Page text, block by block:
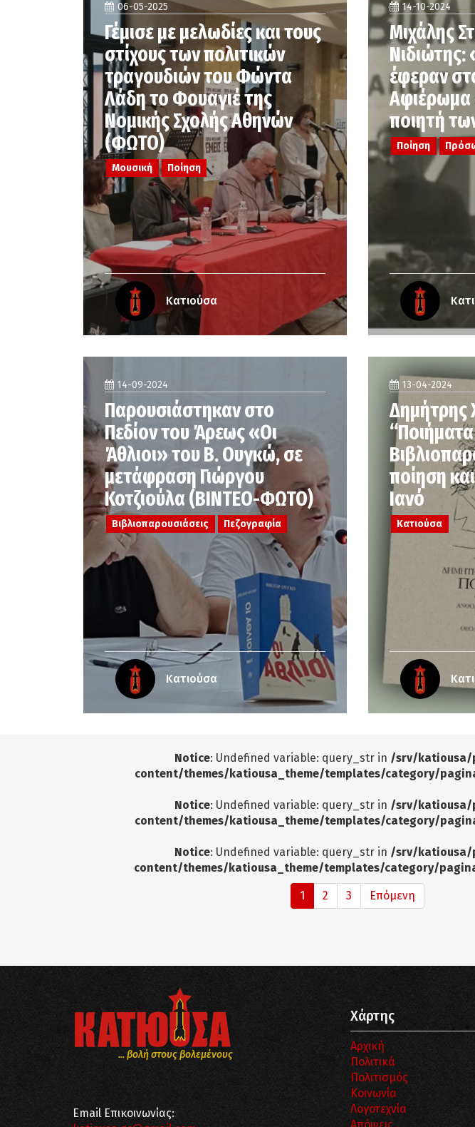
06-05-2025
Γέμισε με μελωδίες και τους
στίχους των πολιτικών
τραγουδιών του Φώντα
Λάδη το Φουαγιέ της
Νομικής Σχολής Αθηνών
(ΦΩΤΟ)
Μουσική Ποίηση
Κατιούσα
14-10-2024
Μιχάλης
Νιδιώτης:
έφεραν
Αφιέρωμα
ποιητή
Ποίηση
14-09-2024
Παρουσιάστηκαν στο
Πεδίον του Άρεως «Οι
Άθλιοι» του Β. Ουγκώ, σε
μετάφραση Γιώργου
Κοτζιούλα (ΒΙΝΤΕΟ-ΦΩΤΟ)
Βιβλιοπαρουσιάσεις Πεζογραφία
Κατιούσα
13-04-2024
Δημήτρης
ποίηση
Ιανό
Κατιούσα
Notice: Undefined variable: query_str in /srv/katiousa/
content/themes/katiousa_theme/templates/category/
Notice: Undefined variable: query_str in /srv/katiousa/
content/themes/katiousa_theme/templates/category/
Notice: Undefined variable: query_str in /srv/katiousa/
content/themes/katiousa_theme/templates/category/
1 2 3 Επόμενη
... βολή στους βολεμένους
Email Επικοινωνίας:
Χάρτης
Αρχική
Πολιτικά
Πολιτισμός
Κοινωνία
Λογοτεχνία